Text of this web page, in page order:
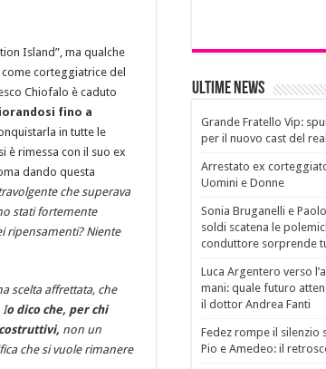
Island”, ma qualche
come corteggiatrice del
Chiofalo è caduto
fino a
in tutte le
è rimessa con il suo ex
dando questa
che superava
stati fortemente
ripensamenti? Niente
scelta affrettata, che
Io dico che, per chi
non un
che si vuole rimanere
Ultime News
Grande Fratello Vip:
per il nuovo cast del
Arrestato ex
Uomini e Donne
Sonia Bruganelli e
soldi scatena le
conduttore sorprende
Luca Argentero verso
mani: quale futuro
il dottor Andrea Fanti
Fedez rompe il silenzio
Pio e Amedeo: il